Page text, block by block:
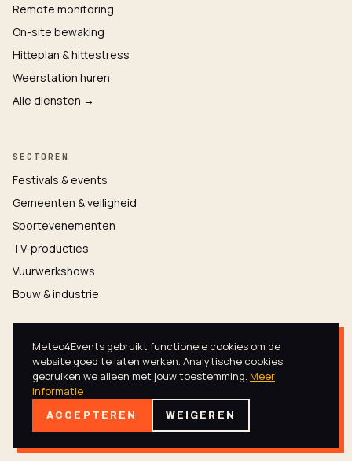
Remote monitoring
On-site bewaking
Hitteplan & hittestress
Weerstation huren
Alle diensten →
SECTOREN
Festivals & events
Gemeenten & veiligheid
Sportevenementen
TV-producties
Vuurwerkshows
Bouw & industrie
MEER
EventWeather Certified
Kennisbank
Over Maickel
Meteo4Events gebruikt functionele cookies om de
website goed te laten werken. Analytische cookies
gebruiken we alleen met jouw toestemming. Meer
informatie
ACCEPTEREN WEIGEREN